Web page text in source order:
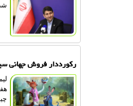
رکورددار فروش جهانی سینما